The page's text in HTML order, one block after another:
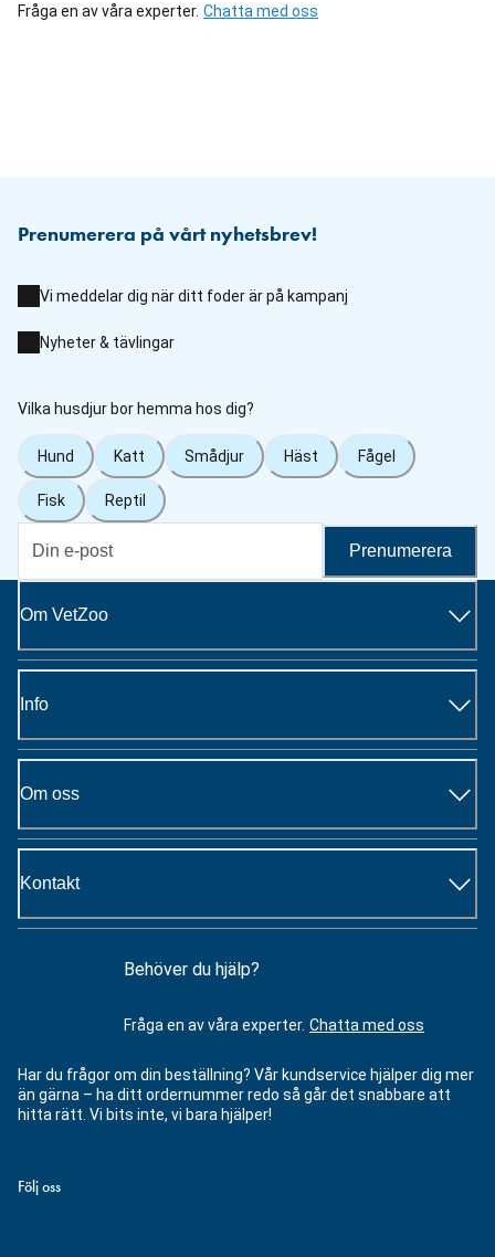
Fråga en av våra experter. Chatta med oss
Prenumerera på vårt nyhetsbrev!
Vi meddelar dig när ditt foder är på kampanj
Nyheter & tävlingar
Vilka husdjur bor hemma hos dig?
Hund Katt Smådjur Häst Fågel
Fisk Reptil
Prenumerera
Om VetZoo
Info
Om oss
Kontakt
Behöver du hjälp?
Fråga en av våra experter. Chatta med oss
Har du frågor om din beställning? Vår kundservice hjälper dig mer
än gärna – ha ditt ordernummer redo så går det snabbare att
hitta rätt. Vi bits inte, vi bara hjälper!
Följ oss